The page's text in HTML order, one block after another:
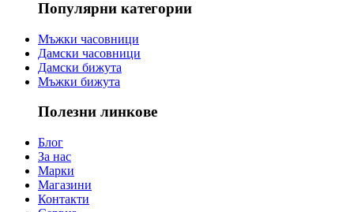
Популярни категории
Мъжки часовници
Дамски часовници
Дамски бижута
Мъжки бижута
Полезни линкове
Блог
За нас
Марки
Магазини
Контакти